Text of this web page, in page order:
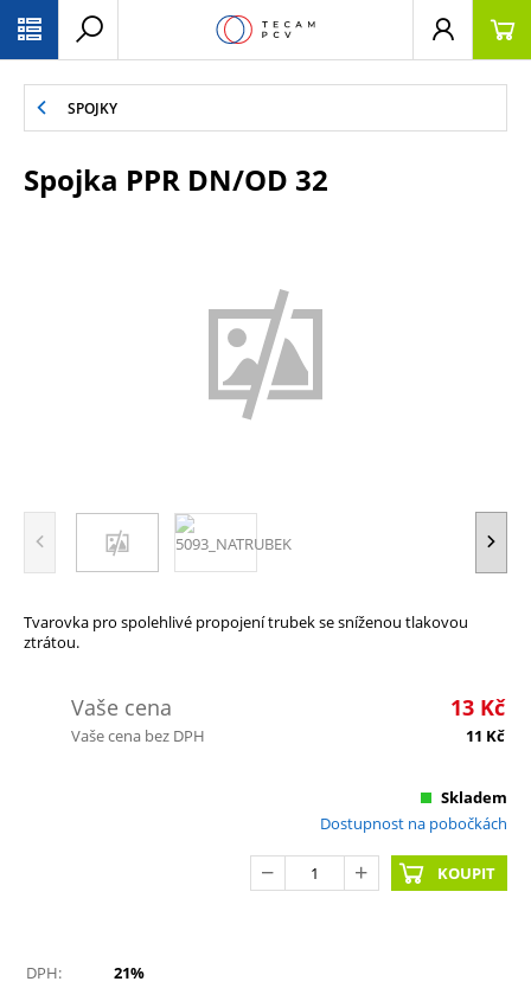
SPOJKY
Spojka PPR DN/OD 32
Tvarovka pro spolehlivé propojení trubek se sníženou tlakovou
ztrátou.
Vaše cena 13 Kč
Vaše cena bez DPH 11 Kč
Skladem
Dostupnost na pobočkách
KOUPIT
DPH:
21%